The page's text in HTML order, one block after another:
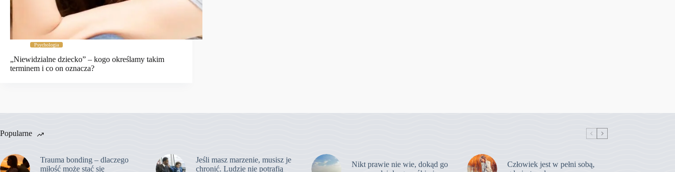
Psychologia
„Niewidzialne dziecko” – kogo określamy takim
terminem i co on oznacza?
Popularne
Trauma bonding – dlaczego
miłość może stać się
Jeśli masz marzenie, musisz je
chronić. Ludzie nie potrafią
Nikt prawie nie wie, dokąd go
Człowiek jest w pełni sobą,